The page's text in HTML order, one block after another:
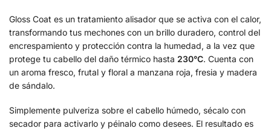
Gloss Coat es un tratamiento alisador que se activa con el calor,
transformando tus mechones con un brillo duradero, control del
encrespamiento y protección contra la humedad, a la vez que
protege tu cabello del daño térmico hasta 230°C. Cuenta con
un aroma fresco, frutal y floral a manzana roja, fresia y madera
de sándalo.
Simplemente pulveriza sobre el cabello húmedo, sécalo con
secador para activarlo y péinalo como desees. El resultado es